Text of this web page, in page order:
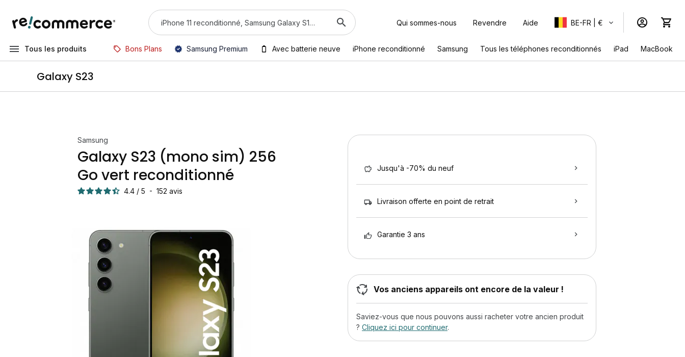
Qui sommes-nous Revendre Aide BE-FR | €
Tous les produits Bons Plans Samsung Premium Avec batterie neuve iPhone reconditionné Samsung Tous les téléphones reconditionnés iPad MacBook
Galaxy S23
Samsung
Galaxy S23 (mono sim) 256
Go vert reconditionné
4.4 / 5 - 152 avis
Jusqu'à -70% du neuf
Livraison offerte en point de retrait
Garantie 3 ans
Vos anciens appareils ont encore de la valeur !
Saviez-vous que nous pouvons aussi racheter votre ancien produit
? Cliquez ici pour continuer.